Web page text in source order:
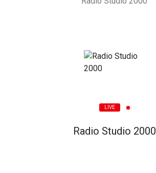
LIVE
Radio Studio 2000